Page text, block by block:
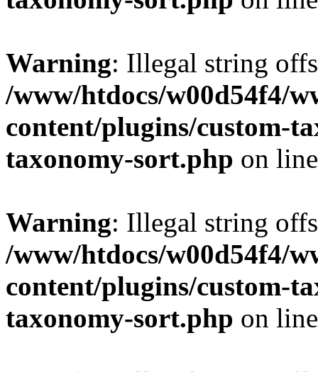
Warning: Illegal string
/www/htdocs/w00d54f4/
content/plugins/custom-
taxonomy-sort.php on
Warning: Illegal string
/www/htdocs/w00d54f4/
content/plugins/custom-
taxonomy-sort.php on